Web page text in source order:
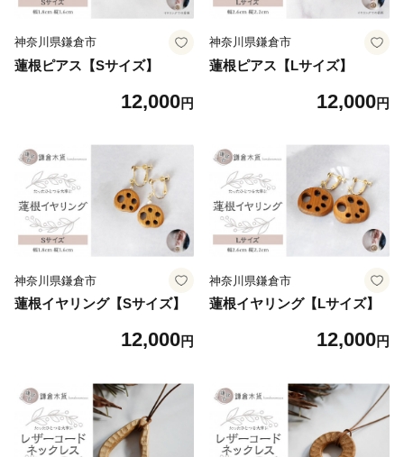
神奈川県鎌倉市
蓮根ピアス【Sサイズ】
12,000円
神奈川県鎌倉市
蓮根ピアス【Lサイズ】
12,000円
神奈川県鎌倉市
蓮根イヤリング【Sサイズ】
12,000円
神奈川県鎌倉市
蓮根イヤリング【Lサイズ】
12,000円